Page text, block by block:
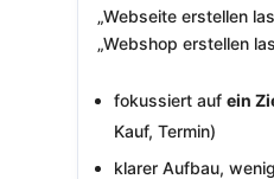
„Webseite erstellen
„Webshop erstellen
fokussiert auf ein
Kauf, Termin)
klarer Aufbau,